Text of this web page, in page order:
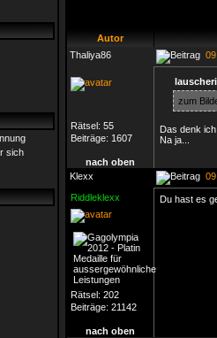
sich
Autor
Thaliya86
Rätsel: 55
Beiträge: 1607
zum
Das denk
Na ja...
nach oben
Klexx
Riddleklexx
Rätsel: 202
Beiträge: 21142
Du hast es
nach oben